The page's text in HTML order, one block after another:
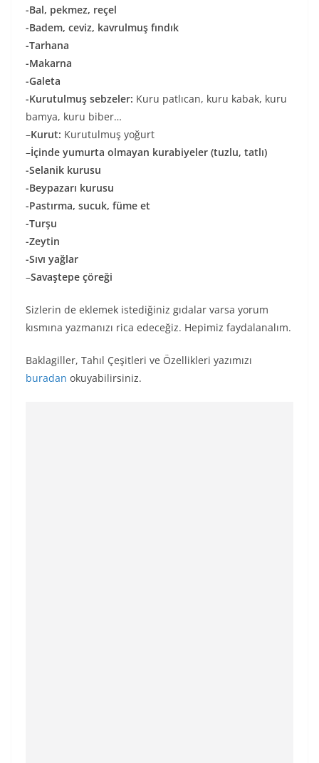
-Bal, pekmez, reçel
-Badem, ceviz, kavrulmuş fındık
-Tarhana
-Makarna
-Galeta
-Kurutulmuş sebzeler: Kuru patlıcan, kuru kabak, kuru
bamya, kuru biber…
–Kurut: Kurutulmuş yoğurt
–İçinde yumurta olmayan kurabiyeler (tuzlu, tatlı)
-Selanik kurusu
-Beypazarı kurusu
-Pastırma, sucuk, füme et
-Turşu
-Zeytin
-Sıvı yağlar
–Savaştepe çöreği
Sizlerin de eklemek istediğiniz gıdalar varsa yorum
kısmına yazmanızı rica edeceğiz. Hepimiz faydalanalım.
Baklagiller, Tahıl Çeşitleri ve Özellikleri yazımızı
buradan okuyabilirsiniz.